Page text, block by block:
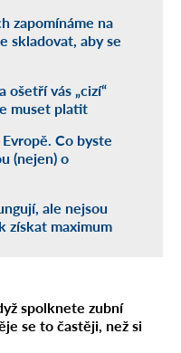
zapomínáme na
skladovat, aby se
ošetří vás „cizí“
muset platit
Co byste
(nejen) o
ale nejsou
získat maximum
spolknete zubní
se to častěji, než si